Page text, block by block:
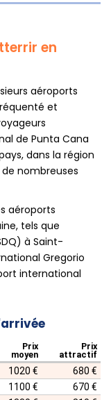
en
aéroports
et
de Punta Cana
dans la région
nombreuses
aéroports
tels que
à Saint-
Gregorio
international
Prix
moyen
Prix
attractif
1020 € 680 €
1100 € 670 €